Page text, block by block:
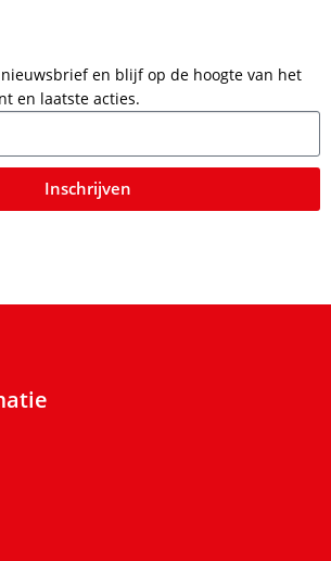
en blijf op de hoogte van het
en laatste acties.
Inschrijven